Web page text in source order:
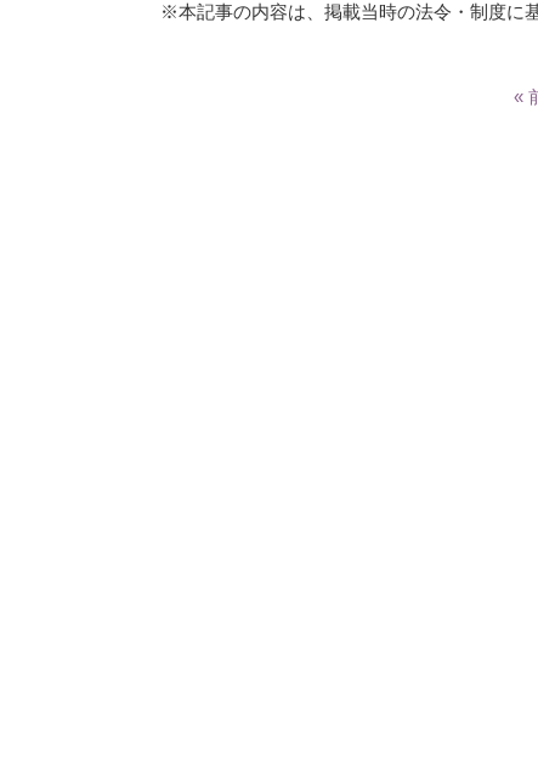
※本記事の内容は、掲載当時の法令・制度に
«